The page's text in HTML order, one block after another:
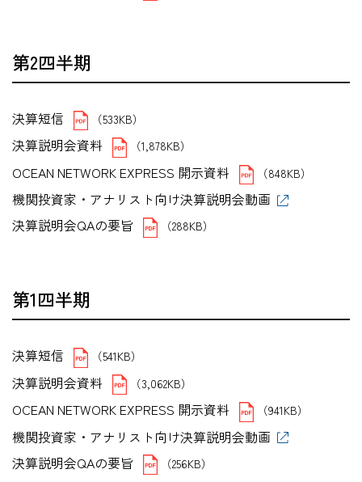
第2四半期
決算短信 （533KB）
決算説明会資料 （1,878KB）
OCEAN NETWORK EXPRESS 開示資料 （848KB）
機関投資家・アナリスト向け決算説明会動画
決算説明会QAの要旨
（288KB）
第1四半期
決算短信 （541KB）
決算説明会資料 （3,062KB）
OCEAN NETWORK EXPRESS 開示資料 （941KB）
機関投資家・アナリスト向け決算説明会動画
決算説明会QAの要旨
（256KB）